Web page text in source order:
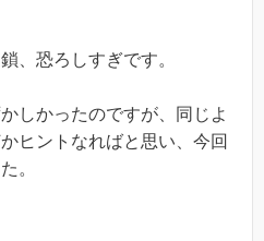
、恐ろしすぎです。
しかったのですが、同じよ
ヒントなればと思い、今回
。